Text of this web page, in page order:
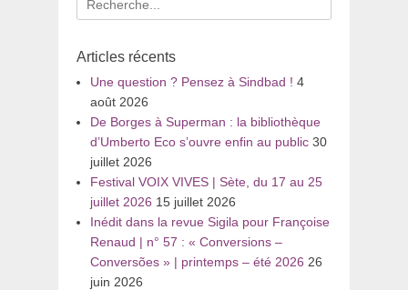
pour
Articles récents
Une question ? Pensez à Sindbad ! 4
août 2026
De Borges à Superman : la bibliothèque
d’Umberto Eco s’ouvre enfin au public 30
juillet 2026
Festival VOIX VIVES | Sète, du 17 au 25
juillet 2026 15 juillet 2026
Inédit dans la revue Sigila pour Françoise
Renaud | n° 57 : « Conversions –
Conversões » | printemps – été 2026 26
juin 2026